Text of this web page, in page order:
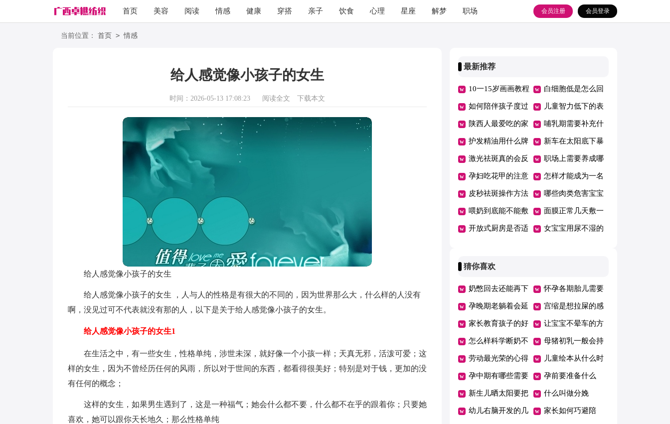
首页 美容 阅读 情感 健康 穿搭 亲子 饮食 心理 星座 解梦 职场
励志
会员登录
会员注册
当前位置： 首页 > 情感
给人感觉像小孩子的女生
时间：2026-05-13 17:08:23 阅读全文 下载本文
给人感觉像小孩子的女生
给人感觉像小孩子的女生 ，人与人的性格是有很大的不同的，因为世界那么大，什么样的人没有
啊，没见过可不代表就没有那的人，以下是关于给人感觉像小孩子的女生。
给人感觉像小孩子的女生1
在生活之中，有一些女生，性格单纯，涉世未深，就好像一个小孩一样；天真无邪，活泼可爱；这
样的女生，因为不曾经历任何的风雨，所以对于世间的东西，都看得很美好；特别是对于钱，更加的没
有任何的概念；
这样的女生，如果男生遇到了，这是一种福气；她会什么都不要，什么都不在乎的跟着你；只要她
喜欢，她可以跟你天长地久；那么性格单纯
最新推荐
10一15岁画画教程
风景
白细胞低是怎么回
事
如何陪伴孩子度过
青春叛逆期
儿童智力低下的表
现特征有哪些
陕西人最爱吃的家
常菜
哺乳期需要补充什
么
护发精油用什么牌
子的好
新车在太阳底下暴
晒能除甲醛吗
激光祛斑真的会反
弹吗
职场上需要养成哪
些良好习惯
孕妇吃花甲的注意
事项
怎样才能成为一名
优秀员工
皮秒祛斑操作方法 哪些肉类危害宝宝
健康
喂奶到底能不能敷
面膜
面膜正常几天敷一
次
开放式厨房是否适 女宝宝用尿不湿的
猜你喜欢
奶憋回去还能再下
来吗
怀孕各期胎儿需要
的营养
孕晚期老躺着会延
期吗
宫缩是想拉屎的感
觉吗
家长教育孩子的好
方法总结一年级
让宝宝不晕车的方
法
怎么样科学断奶不
坑娃
母猪初乳一般会持
续几天
劳动最光荣的心得
体会范文（精选5
篇）
儿童绘本从什么时
候开始看有哪些好
处
孕中期有哪些需要
注意的事项
孕前要准备什么
新生儿晒太阳要把
衣服脱了吗
什么叫做分娩
幼儿右脑开发的几 家长如何巧避陪